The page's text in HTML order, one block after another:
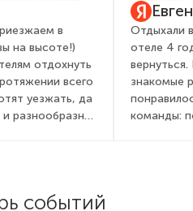
в
на высоте!)
отдохнуть
всего
уезжать, да
разнообразная
всегда полной
Отдыхали
отеле 4
знакомые
команды:
событий